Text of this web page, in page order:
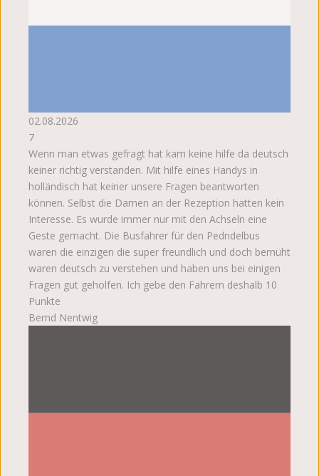
02.08.2026
7
Wenn man etwas gefragt hat kam keine hilfe da deutsch
keiner richtig verstanden. Mit hilfe eines Handys in
holländisch hat keiner unsere Fragen beantworten
können. Selbst die Damen an der Rezeption hatten kein
Interesse. Es wurde immer nur mit den Achseln eine
Geste gemacht. Die Busfahrer für den Pedndelbus
waren die einzigen die super freundlich und doch bemüht
waren deutsch zu verstehen und haben uns bei einigen
Fragen gut geholfen. Ich gebe den Fahrern deshalb 10
Punkte
Bernd Nentwig